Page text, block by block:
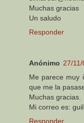
Muchas gracias
Un saludo
Responder
Anónimo 27/11/
Me parece muy
que me la
Muchas gracias.
Mi correo es:
Responder